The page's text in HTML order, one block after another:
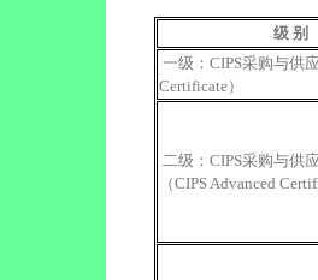
级 别
一级：CIPS采购与供
Certificate）
二级：CIPS采购与供
（CIPS Advanced